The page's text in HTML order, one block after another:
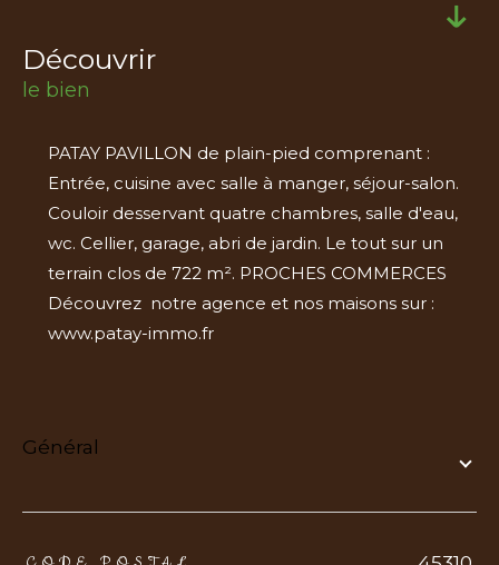
découvrir
le bien
PATAY PAVILLON de plain-pied comprenant :
Entrée, cuisine avec salle à manger, séjour-salon.
Couloir desservant quatre chambres, salle d'eau,
wc. Cellier, garage, abri de jardin. Le tout sur un
terrain clos de 722 m². PROCHES COMMERCES
Découvrez notre agence et nos maisons sur :
www.patay-immo.fr
général
TRAD_ZEPHYR_Caracteristique TRAD_ZEPHYR_Valeurs